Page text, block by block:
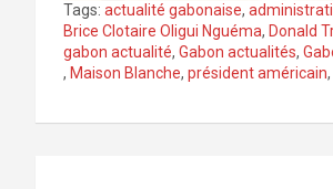
Tags: actualité gabonaise,
Brice Clotaire Oligui Nguéma, Donald
gabon actualité, Gabon actualités,
, Maison Blanche, président américain,